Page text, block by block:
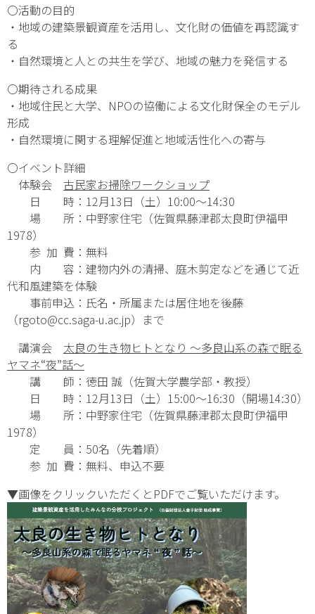
〇活動の目的
・地域の建築景観資産を活用し、文化財の価値を再認識す
る
・自然環境と人との共生を学び、地域の魅力を発信する
〇期待される成果
・地域住民と大学、NPOの協働による文化財保全のモデル
形成
・自然環境に関する理解促進と地域活性化への寄与
〇イベント詳細
体験会 古民家お掃除ワークショップ
日 時：12月13日（土）10:00～14:30
場 所：中野家住宅（佐賀県藤津郡太良町伊福甲
1978）
参 加 費：無料
内 容：建物内外の清掃、庭木剪定などを通じて近
代和風建築を体験
事前申込：氏名・所属または居住地を後藤
（rgoto@cc.saga-u.ac.jp）まで
講演会 太良の生き物ヒトとなり ～多良山系の森で眠る
ヤマネ“夜”話～
講 師：徳田 誠（佐賀大学農学部・教授）
日 時：12月13日（土）15:00～16:30（開場14:30）
場 所：中野家住宅（佐賀県藤津郡太良町伊福甲
1978）
定 員：50名（先着順）
参 加 費：無料、申込不要
▼画像をクリックいただくとPDFでご覧いただけます。